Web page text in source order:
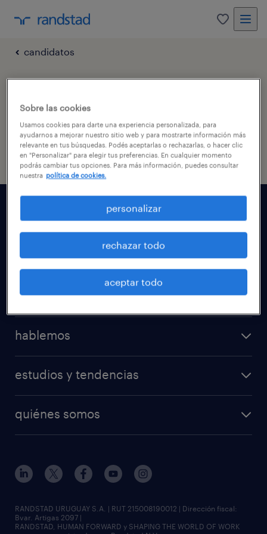
0
candidatos
Universidad Católica del
Uruguay
encontrar trabajo
para talentos
para empresas
hablemos
estudios y tendencias
quiénes somos
RANDSTAD URUGUAY S.A. | RUT 215008190012 | Dirección fiscal:
Bvar. Artigas 2097 |
RANDSTAD, HUMAN FORWARD y SHAPING THE WORLD OF WORK
Sobre las cookies
Usamos cookies para darte una experiencia personalizada, para
ayudarnos a mejorar nuestro sitio web y para mostrarte información más
relevante en tus búsquedas. Podés aceptarlas o rechazarlas, o hacer clic
en "Personalizar" para elegir tus preferencias. En cualquier momento
podrás cambiar tus opciones. Para más información, puedes consultar
nuestra política de cookies.
personalizar
rechazar todo
aceptar todo